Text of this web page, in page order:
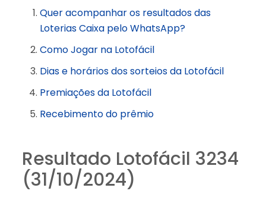
Quer acompanhar os resultados das
Loterias Caixa pelo WhatsApp?
Como Jogar na Lotofácil
Dias e horários dos sorteios da Lotofácil
Premiações da Lotofácil
Recebimento do prêmio
Resultado Lotofácil 3234
(31/10/2024)